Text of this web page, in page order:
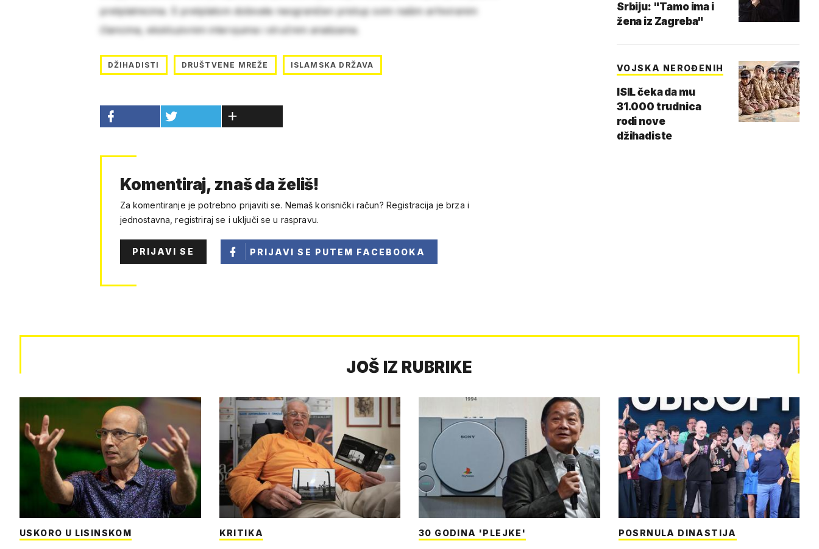
pretplatnicima. S pretplatom dobivate neograničen pristup svim našim arhiviranim
člancima, ekskluzivnim intervjuima i stručnim analizama.
DŽIHADISTI DRUŠTVENE MREŽE ISLAMSKA DRŽAVA
Komentiraj, znaš da želiš!
Za komentiranje je potrebno prijaviti se. Nemaš korisnički račun? Registracija je brza i
jednostavna, registriraj se i uključi se u raspravu.
PRIJAVI SE PRIJAVI SE PUTEM FACEBOOKA
Srbiju: "Tamo ima i
žena iz Zagreba"
VOJSKA NEROĐENIH
ISIL čeka da mu
31.000 trudnica
rodi nove
džihadiste
JOŠ IZ RUBRIKE
USKORO U LISINSKOM KRITIKA 30 GODINA 'PLEJKE' POSRNULA DINASTIJA